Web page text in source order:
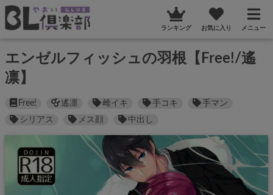
ランキング お気に入り メニュー
エンゼルフィッシュの羽根【Free!/遙
凛】
Free! 遙凛 雌イキ 手コキ
手マン
シリアス
メス顔 中出し